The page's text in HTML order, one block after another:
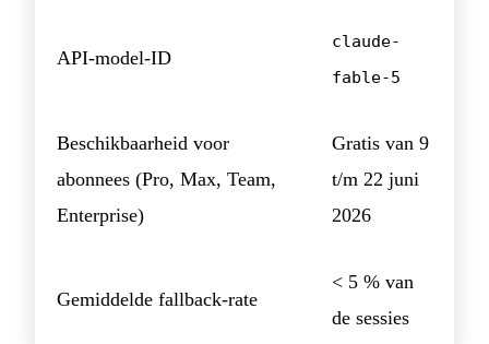
API-model-ID
claude-
fable-5
Beschikbaarheid voor
abonnees (Pro, Max, Team,
Enterprise)
Gratis van 9
t/m 22 juni
2026
Gemiddelde fallback-rate
< 5 % van
de sessies